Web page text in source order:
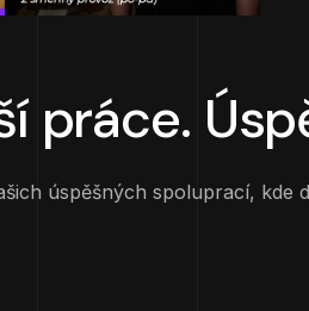
práce.
úspěšných spoluprací, kde